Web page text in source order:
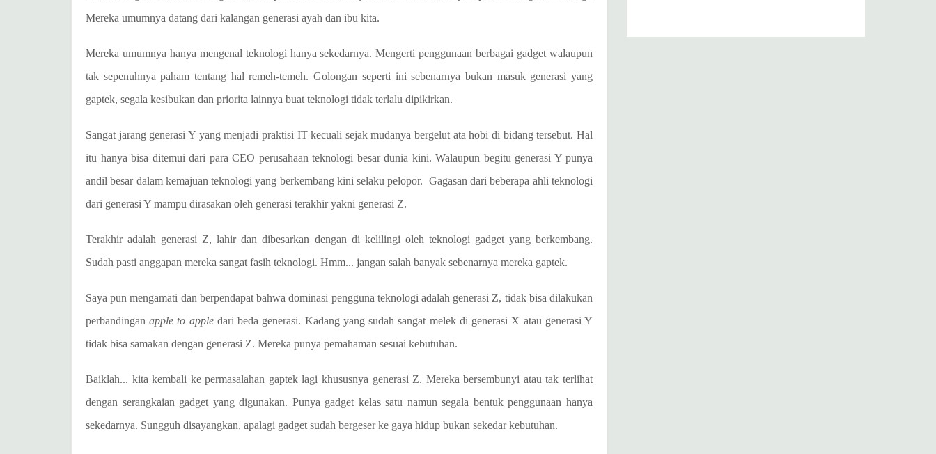
Mereka umumnya datang dari kalangan generasi ayah dan ibu kita.
Mereka umumnya hanya mengenal teknologi hanya sekedarnya. Mengerti penggunaan berbagai gadget walaupun
tak sepenuhnya paham tentang hal remeh-temeh. Golongan seperti ini sebenarnya bukan masuk generasi yang
gaptek, segala kesibukan dan priorita lainnya buat teknologi tidak terlalu dipikirkan.
Sangat jarang generasi Y yang menjadi praktisi IT kecuali sejak mudanya bergelut ata hobi di bidang tersebut. Hal
itu hanya bisa ditemui dari para CEO perusahaan teknologi besar dunia kini. Walaupun begitu generasi Y punya
andil besar dalam kemajuan teknologi yang berkembang kini selaku pelopor. Gagasan dari beberapa ahli teknologi
dari generasi Y mampu dirasakan oleh generasi terakhir yakni generasi Z.
Terakhir adalah generasi Z, lahir dan dibesarkan dengan di kelilingi oleh teknologi gadget yang berkembang.
Sudah pasti anggapan mereka sangat fasih teknologi. Hmm... jangan salah banyak sebenarnya mereka gaptek.
Saya pun mengamati dan berpendapat bahwa dominasi pengguna teknologi adalah generasi Z, tidak bisa dilakukan
perbandinganapple to appledari beda generasi. Kadang yang sudah sangat melek di generasi X atau generasi Y
tidak bisa samakan dengan generasi Z. Mereka punya pemahaman sesuai kebutuhan.
Baiklah... kita kembali ke permasalahan gaptek lagi khususnya generasi Z. Mereka bersembunyi atau tak terlihat
dengan serangkaian gadget yang digunakan. Punya gadget kelas satu namun segala bentuk penggunaan hanya
sekedarnya. Sungguh disayangkan, apalagi gadget sudah bergeser ke gaya hidup bukan sekedar kebutuhan.